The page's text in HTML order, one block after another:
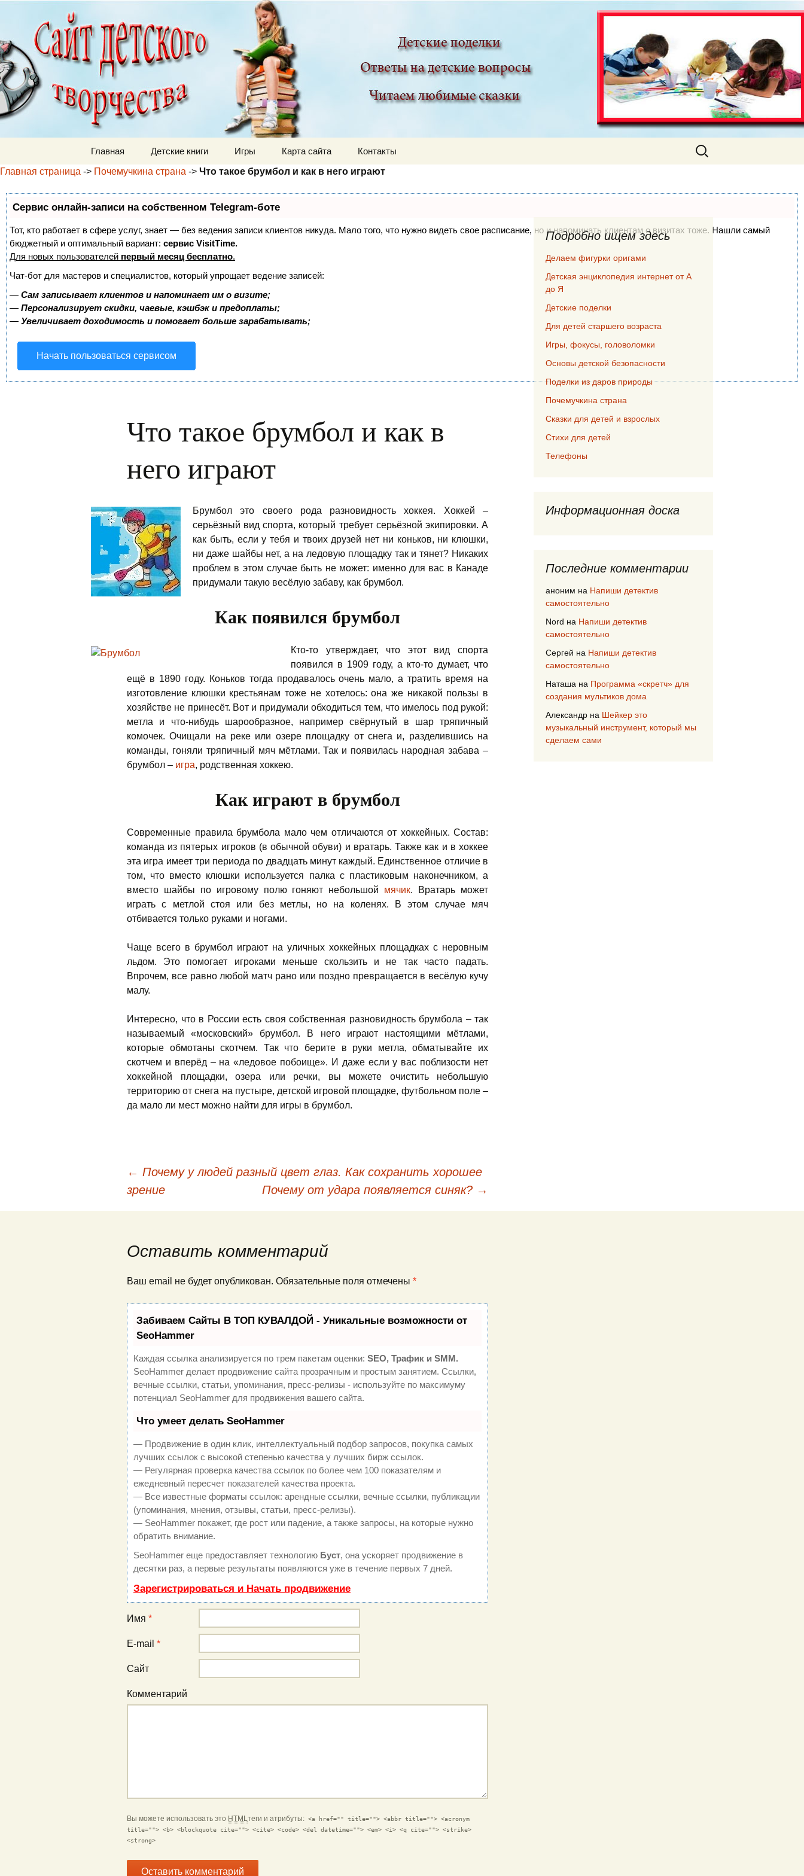
Детский мир
Главная Детские книги Игры Карта сайта Контакты
Искать:
Главная страница -> Почемучкина страна -> Что такое брумбол и как в него играют
Сервис онлайн-записи на собственном Telegram-боте
Тот, кто работает в сфере услуг, знает — без ведения записи клиентов никуда. Мало того, что нужно видеть свое расписание, но и напоминать клиентам о визитах тоже. Нашли самый
бюджетный и оптимальный вариант: сервис VisitTime.
Для новых пользователей первый месяц бесплатно.
Чат-бот для мастеров и специалистов, который упрощает ведение записей:
— Сам записывает клиентов и напоминает им о визите;
— Персонализирует скидки, чаевые, кэшбэк и предоплаты;
— Увеличивает доходимость и помогает больше зарабатывать;
Начать пользоваться сервисом
Что такое брумбол и как в
него играют
Брумбол это своего рода разновидность хоккея. Хоккей –
серьёзный вид спорта, который требует серьёзной экипировки. А
как быть, если у тебя и твоих друзей нет ни коньков, ни клюшки,
ни даже шайбы нет, а на ледовую площадку так и тянет? Никаких
проблем в этом случае быть не может: именно для вас в Канаде
придумали такую весёлую забаву, как брумбол.
Как появился брумбол
Кто-то утверждает, что этот вид спорта
появился в 1909 году, а кто-то думает, что
ещё в 1890 году. Коньков тогда продавалось очень мало, а тратить время на
изготовление клюшки крестьянам тоже не хотелось: она же никакой пользы в
хозяйстве не принесёт. Вот и придумали обходиться тем, что имелось под рукой:
метла и что-нибудь шарообразное, например свёрнутый в шар тряпичный
комочек. Очищали на реке или озере площадку от снега и, разделившись на
команды, гоняли тряпичный мяч мётлами. Так и появилась народная забава –
брумбол – игра, родственная хоккею.
Как играют в брумбол
Современные правила брумбола мало чем отличаются от хоккейных. Состав:
команда из пятерых игроков (в обычной обуви) и вратарь. Также как и в хоккее
эта игра имеет три периода по двадцать минут каждый. Единственное отличие в
том, что вместо клюшки используется палка с пластиковым наконечником, а
вместо шайбы по игровому полю гоняют небольшой мячик. Вратарь может
играть с метлой стоя или без метлы, но на коленях. В этом случае мяч
отбивается только руками и ногами.
Чаще всего в брумбол играют на уличных хоккейных площадках с неровным
льдом. Это помогает игроками меньше скользить и не так часто падать.
Впрочем, все равно любой матч рано или поздно превращается в весёлую кучу
малу.
Интересно, что в России есть своя собственная разновидность брумбола – так
называемый «московский» брумбол. В него играют настоящими мётлами,
которые обмотаны скотчем. Так что берите в руки метла, обматывайте их
скотчем и вперёд – на «ледовое побоище». И даже если у вас поблизости нет
хоккейной площадки, озера или речки, вы можете очистить небольшую
территорию от снега на пустыре, детской игровой площадке, футбольном поле –
да мало ли мест можно найти для игры в брумбол.
Навигация по публикации
← Почему у людей разный цвет глаз. Как сохранить хорошее
зрение
Почему от удара появляется синяк? →
Оставить комментарий
Ваш email не будет опубликован. Обязательные поля отмечены *
Забиваем Сайты В ТОП КУВАЛДОЙ - Уникальные возможности от
SeoHammer
Каждая ссылка анализируется по трем пакетам оценки: SEO, Трафик и SMM.
SeoHammer делает продвижение сайта прозрачным и простым занятием. Ссылки,
вечные ссылки, статьи, упоминания, пресс-релизы - используйте по максимуму
потенциал SeoHammer для продвижения вашего сайта.
Что умеет делать SeoHammer
— Продвижение в один клик, интеллектуальный подбор запросов, покупка самых
лучших ссылок с высокой степенью качества у лучших бирж ссылок.
— Регулярная проверка качества ссылок по более чем 100 показателям и
ежедневный пересчет показателей качества проекта.
— Все известные форматы ссылок: арендные ссылки, вечные ссылки, публикации
(упоминания, мнения, отзывы, статьи, пресс-релизы).
— SeoHammer покажет, где рост или падение, а также запросы, на которые нужно
обратить внимание.
SeoHammer еще предоставляет технологию Буст, она ускоряет продвижение в
десятки раз, а первые результаты появляются уже в течение первых 7 дней.
Зарегистрироваться и Начать продвижение
Имя *
E-mail *
Сайт
Комментарий
Вы можете использовать это HTMLтеги и атрибуты: <a href="" title=""> <abbr title=""> <acronym
title=""> <b> <blockquote cite=""> <cite> <code> <del datetime=""> <em> <i> <q cite=""> <strike>
<strong>
Подробно ищем здесь
Делаем фигурки оригами
Детская энциклопедия интернет от А
до Я
Детские поделки
Для детей старшего возраста
Игры, фокусы, головоломки
Основы детской безопасности
Поделки из даров природы
Почемучкина страна
Сказки для детей и взрослых
Стихи для детей
Телефоны
Информационная доска
Последние комментарии
аноним на Напиши детектив
самостоятельно
Nord на Напиши детектив
самостоятельно
Сергей на Напиши детектив
самостоятельно
Наташа на Программа «скретч» для
создания мультиков дома
Александр на Шейкер это
музыкальный инструмент, который мы
сделаем сами